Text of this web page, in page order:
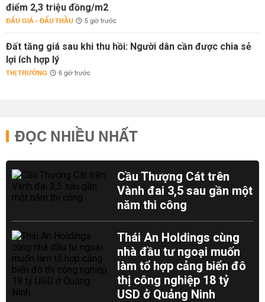
điểm 2,3 triệu đồng/m2
ĐẤU GIÁ - ĐẤU THẦU 5 giờ trước
Đất tăng giá sau khi thu hồi: Người dân cần được chia sẻ
lợi ích hợp lý
THỊ TRƯỜNG 6 giờ trước
ĐỌC NHIỀU NHẤT
Cầu Thượng Cát trên
Vành đai 3,5 sau gần một
năm thi công
Thái An Holdings cùng
nhà đầu tư ngoại muốn
làm tổ hợp cảng biển đô
thị công nghiệp 18 tỷ
USD ở Quảng Ninh